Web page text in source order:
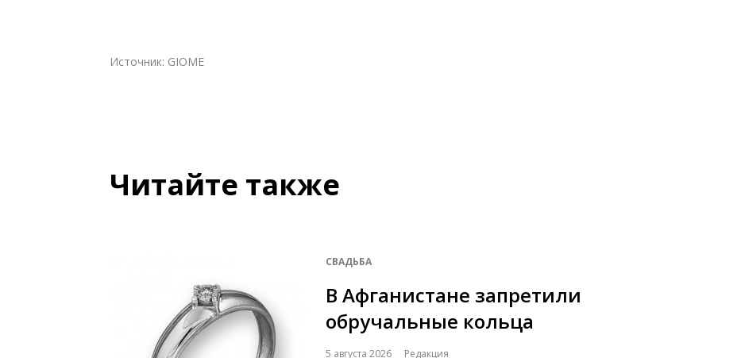
Источник: GIOME
Читайте также
СВАДЬБА
В Афганистане запретили
обручальные кольца
5 августа 2026 Редакция